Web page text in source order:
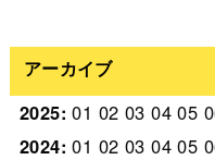
アーカイブ
2025:01 02 03 04 05
2024:01 02 03 04 05